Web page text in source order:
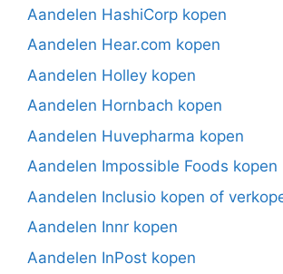
Aandelen HashiCorp kopen
Aandelen Hear.com kopen
Aandelen Holley kopen
Aandelen Hornbach kopen
Aandelen Huvepharma kopen
Aandelen Impossible Foods kopen
Aandelen Inclusio kopen of
Aandelen Innr kopen
Aandelen InPost kopen